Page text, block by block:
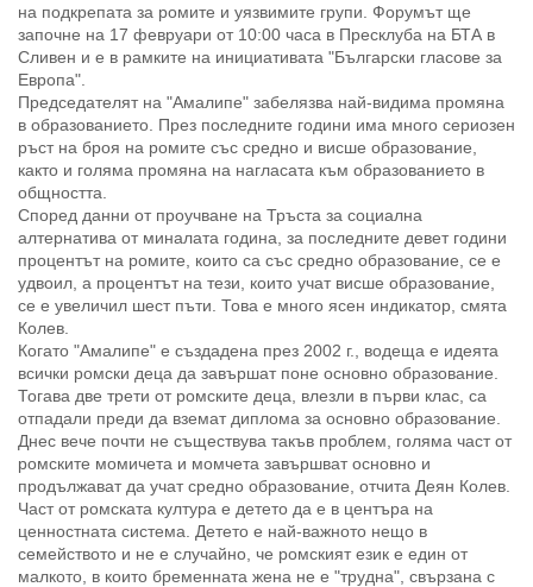
на подкрепата за ромите и уязвимите групи. Форумът ще
започне на 17 февруари от 10:00 часа в Пресклуба на БТА в
Сливен и е в рамките на инициативата "Български гласове за
Европа".
Председателят на "Амалипе" забелязва най-видима промяна
в образованието. През последните години има много сериозен
ръст на броя на ромите със средно и висше образование,
както и голяма промяна на нагласата към образованието в
общността.
Според данни от проучване на Тръста за социална
алтернатива от миналата година, за последните девет години
процентът на ромите, които са със средно образование, се е
удвоил, а процентът на тези, които учат висше образование,
се е увеличил шест пъти. Това е много ясен индикатор, смята
Колев.
Когато "Амалипе" е създадена през 2002 г., водеща е идеята
всички ромски деца да завършат поне основно образование.
Тогава две трети от ромските деца, влезли в първи клас, са
отпадали преди да вземат диплома за основно образование.
Днес вече почти не съществува такъв проблем, голяма част от
ромските момичета и момчета завършват основно и
продължават да учат средно образование, отчита Деян Колев.
Част от ромската култура е детето да е в центъра на
ценностната система. Детето е най-важното нещо в
семейството и не е случайно, че ромският език е един от
малкото, в които бременната жена не е "трудна", свързана с